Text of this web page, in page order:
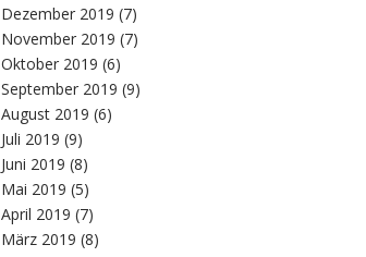
Dezember 2019 (7)
November 2019 (7)
Oktober 2019 (6)
September 2019 (9)
August 2019 (6)
Juli 2019 (9)
Juni 2019 (8)
Mai 2019 (5)
April 2019 (7)
März 2019 (8)